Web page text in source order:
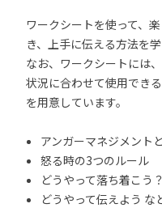
ワークシートを使って、
き、上手に伝える方法を学
なお、ワークシートには
状況に合わせて使用でき
を用意しています。
アンガーマネジメント
怒る時の3つのルール
どうやって落ち着こう？
どうやって伝えよう な